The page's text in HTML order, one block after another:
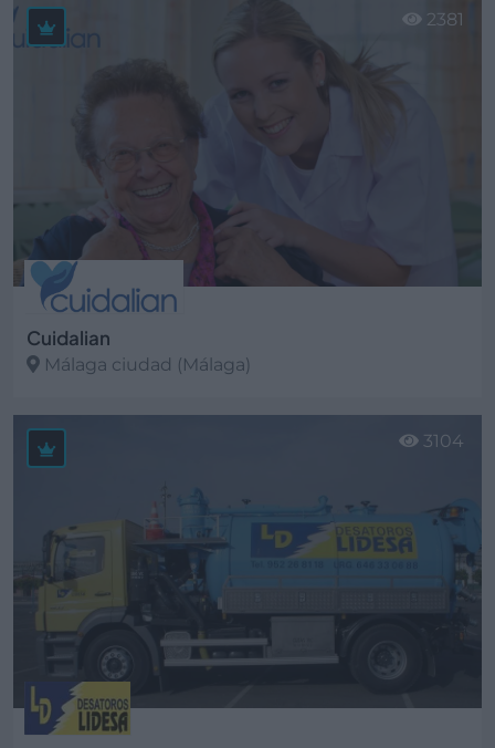
Cuidalian
Málaga ciudad (Málaga)
Ver más
2381
3104